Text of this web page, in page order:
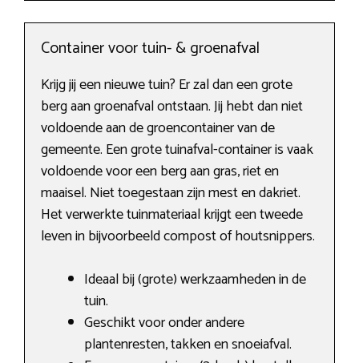
Container voor tuin- & groenafval
Krijg jij een nieuwe tuin? Er zal dan een grote
berg aan groenafval ontstaan. Jij hebt dan niet
voldoende aan de groencontainer van de
gemeente. Een grote tuinafval-container is vaak
voldoende voor een berg aan gras, riet en
maaisel. Niet toegestaan zijn mest en dakriet.
Het verwerkte tuinmateriaal krijgt een tweede
leven in bijvoorbeeld compost of houtsnippers.
Ideaal bij (grote) werkzaamheden in de
tuin.
Geschikt voor onder andere
plantenresten, takken en snoeiafval.